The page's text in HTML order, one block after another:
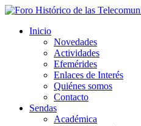
Inicio
Novedades
Actividades
Efemérides
Enlaces de Interés
Quiénes somos
Contacto
Sendas
Académica